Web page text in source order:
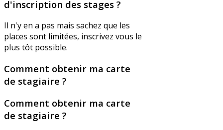
d'inscription des stages ?
Il n'y en a pas mais sachez que les
places sont limitées, inscrivez vous le
plus tôt possible.
Comment obtenir ma carte
de stagiaire ?
Comment obtenir ma carte
de stagiaire ?